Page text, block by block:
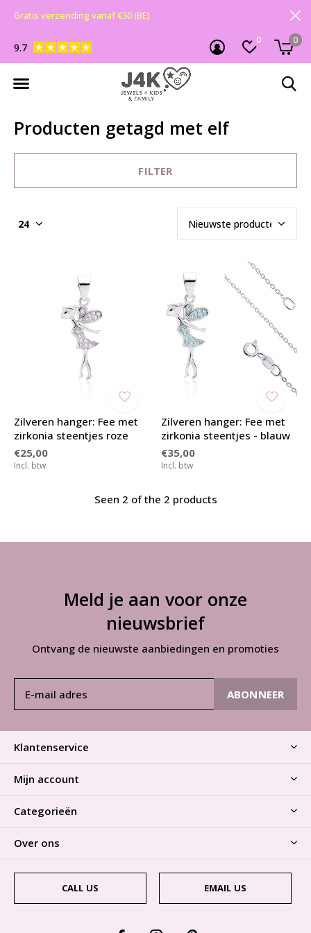
0 0
9.7
Gratis verzending vanaf €50 (BE)
Producten getagd met elf
FILTER
Zilveren hanger: Fee met
zirkonia steentjes roze
€25,00
Incl. btw
Zilveren hanger: Fee met
zirkonia steentjes - blauw
€35,00
Incl. btw
Seen 2 of the 2 products
Meld je aan voor onze
nieuwsbrief
Ontvang de nieuwste aanbiedingen en promoties
ABONNEER
Klantenservice
Mijn account
Categorieën
Over ons
CALL US EMAIL US